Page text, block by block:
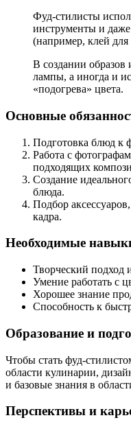
Фуд-стилисты
инструменты и
(например, клей
В создании образов
лампы, а иногда и
«подогрева» цвета.
Основные
Подготовка блюд к
Работа с
подходящих
Создание
блюда.
Подбор
кадра.
Необходимые
Творческий подход
Умение работать с
Хорошее знание
Способность к
Образование и
Чтобы стать фуд-
области кулинарии,
и базовые знания в
Перспективы и